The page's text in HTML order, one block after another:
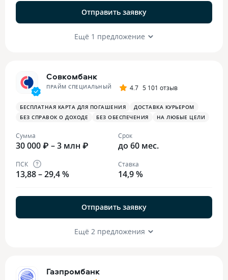
Отправить заявку
Ещё 1 предложение
Совкомбанк
ПРАЙМ СПЕЦИАЛЬНЫЙ 4.7 5 101 отзыв
БЕСПЛАТНАЯ КАРТА ДЛЯ ПОГАШЕНИЯ
ДОСТАВКА КУРЬЕРОМ
БЕЗ СПРАВОК О ДОХОДЕ
БЕЗ ОБЕСПЕЧЕНИЯ НА ЛЮБЫЕ ЦЕЛИ
Сумма
30 000 ₽ – 3 млн ₽
Срок
до 60 мес.
ПСК
13,88 – 29,4 %
Ставка
14,9 %
Отправить заявку
Ещё 2 предложения
Газпромбанк